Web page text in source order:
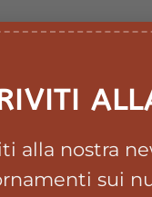
alla nostra
sui